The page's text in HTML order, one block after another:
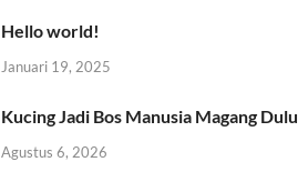
Hello world!
Januari 19, 2025
Kucing Jadi Bos Manusia Magang Dulu
Agustus 6, 2026